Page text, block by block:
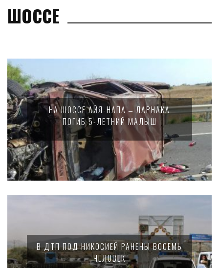
ШОССЕ
НА ШОССЕ АЙЯ-НАПА ‒ ЛАРНАКА
ПОГИБ 5-ЛЕТНИЙ МАЛЫШ
В ДТП ПОД НИКОСИЕЙ РАНЕНЫ ВОСЕМЬ
ЧЕЛОВЕК